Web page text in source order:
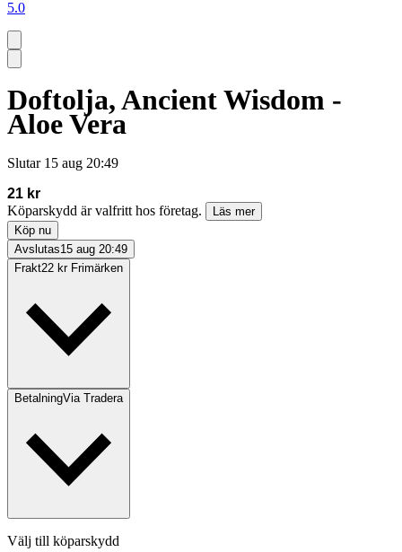
5.0
Doftolja, Ancient Wisdom -
Aloe Vera
Slutar 15 aug 20:49
21 kr
Köparskydd är valfritt hos företag.
Läs mer
Köp nu
Avslutas15 aug 20:49
Frakt22 kr Frimärken
BetalningVia Tradera
Välj till köparskydd